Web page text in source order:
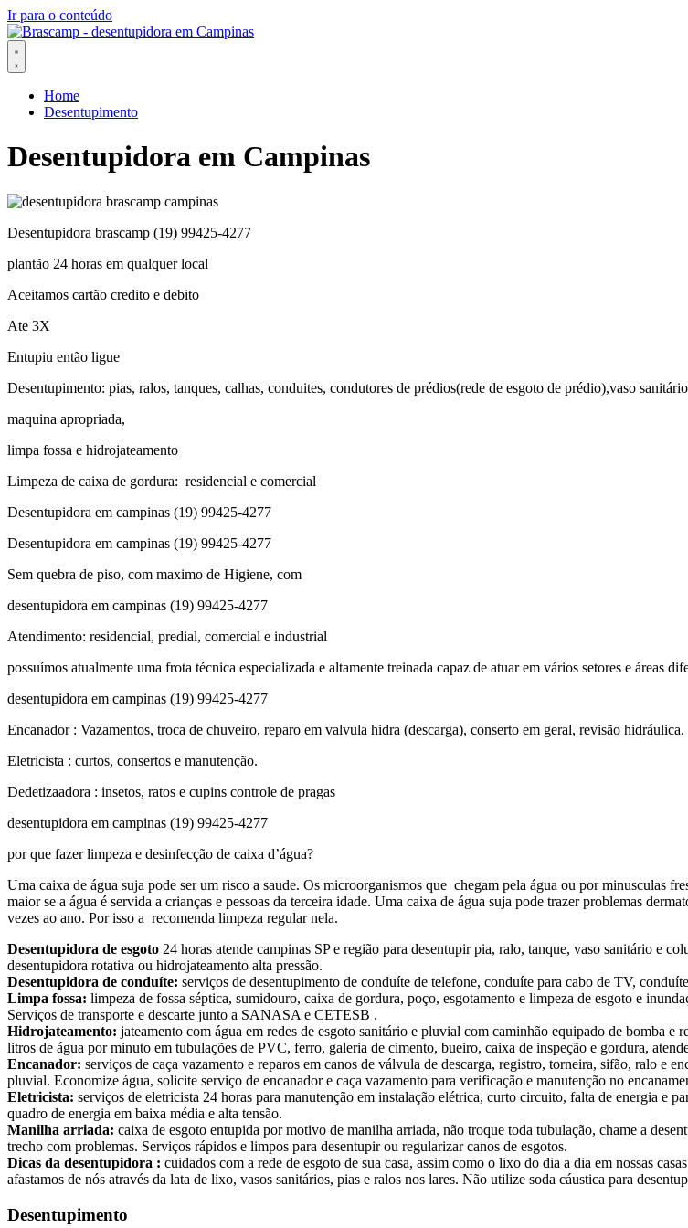
Ir para o conteúdo
Home
Desentupimento
Desentupidora em Campinas
Desentupidora brascamp (19) 99425-4277
plantão 24 horas em qualquer local
Aceitamos cartão credito e debito
Ate 3X
Entupiu então ligue
Desentupimento: pias, ralos, tanques, calhas, conduites, condutores de prédios(rede de esgoto de prédio),vaso
maquina apropriada,
limpa fossa e hidrojateamento
Limpeza de caixa de gordura: residencial e comercial
Desentupidora em campinas (19) 99425-4277
Desentupidora em campinas (19) 99425-4277
Sem quebra de piso, com maximo de Higiene, com
desentupidora em campinas (19) 99425-4277
Atendimento: residencial, predial, comercial e industrial
possuímos atualmente uma frota técnica especializada e altamente treinada capaz de atuar em vários setores e áreas
desentupidora em campinas (19) 99425-4277
Encanador : Vazamentos, troca de chuveiro, reparo em valvula hidra (descarga), conserto em geral, revisão hidráulica.
Eletricista : curtos, consertos e manutenção.
Dedetizaadora : insetos, ratos e cupins controle de pragas
desentupidora em campinas (19) 99425-4277
por que fazer limpeza e desinfecção de caixa d’água?
Uma caixa de água suja pode ser um risco a saude. Os microorganismos que chegam pela água ou por minusculas
maior se a água é servida a crianças e pessoas da terceira idade. Uma caixa de água suja pode trazer problemas
vezes ao ano. Por isso a recomenda limpeza regular nela.
Desentupidora de esgoto 24 horas atende campinas SP e região para desentupir pia, ralo, tanque, vaso sanitário e
desentupidora rotativa ou hidrojateamento alta pressão.
Desentupidora de conduíte: serviços de desentupimento de conduíte de telefone, conduíte para cabo de TV,
Limpa fossa: limpeza de fossa séptica, sumidouro, caixa de gordura, poço, esgotamento e limpeza de esgoto e
Serviços de transporte e descarte junto a SANASA e CETESB .
Hidrojateamento: jateamento com água em redes de esgoto sanitário e pluvial com caminhão equipado de bomba
litros de água por minuto em tubulações de PVC, ferro, galeria de cimento, bueiro, caixa de inspeção e gordura,
Encanador: serviços de caça vazamento e reparos em canos de válvula de descarga, registro, torneira, sifão, ralo e
pluvial. Economize água, solicite serviço de encanador e caça vazamento para verificação e manutenção no
Eletricista: serviços de eletricista 24 horas para manutenção em instalação elétrica, curto circuito, falta de energia e
quadro de energia em baixa média e alta tensão.
Manilha arriada: caixa de esgoto entupida por motivo de manilha arriada, não troque toda tubulação, chame a
trecho com problemas. Serviços rápidos e limpos para desentupir ou regularizar canos de esgotos.
Dicas da desentupidora : cuidados com a rede de esgoto de sua casa, assim como o lixo do dia a dia em nossas
afastamos de nós através da lata de lixo, vasos sanitários, pias e ralos nos lares. Não utilize soda cáustica para
Desentupimento